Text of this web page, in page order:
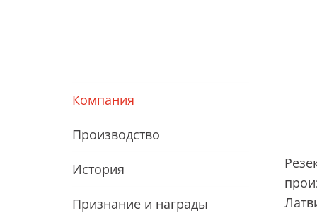
Компания
Производство
История
Признание и награды